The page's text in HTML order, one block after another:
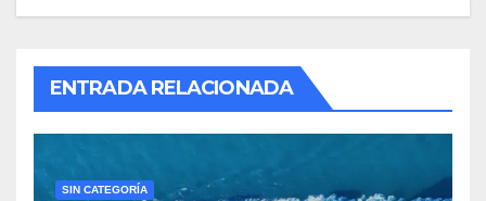
ENTRADA RELACIONADA
SIN CATEGORÍA